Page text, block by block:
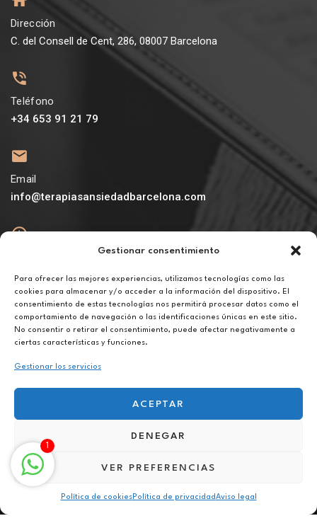
Gestionar consentimiento
Para ofrecer las mejores experiencias, utilizamos tecnologías como las
cookies para almacenar y/o acceder a la información del dispositivo. El
consentimiento de estas tecnologías nos permitirá procesar datos como el
comportamiento de navegación o las identificaciones únicas en este sitio.
No consentir o retirar el consentimiento, puede afectar negativamente a
ciertas características y funciones.
Gestionar los servicios
ACEPTAR
DENEGAR
VER PREFERENCIAS
Política de cookiesPolítica de privacidadAviso legal
Dirección
C. del Consell de Cent, 286, 08007 Barcelona
Teléfono
+34 653 91 21 79
Email
info@terapiasansiedadbarcelona.com
De lunes a viernes de 10h a 20h
Aviso legal
Política de privacidad
Política de cookies
Terapia para el miedo online en San Javier
1